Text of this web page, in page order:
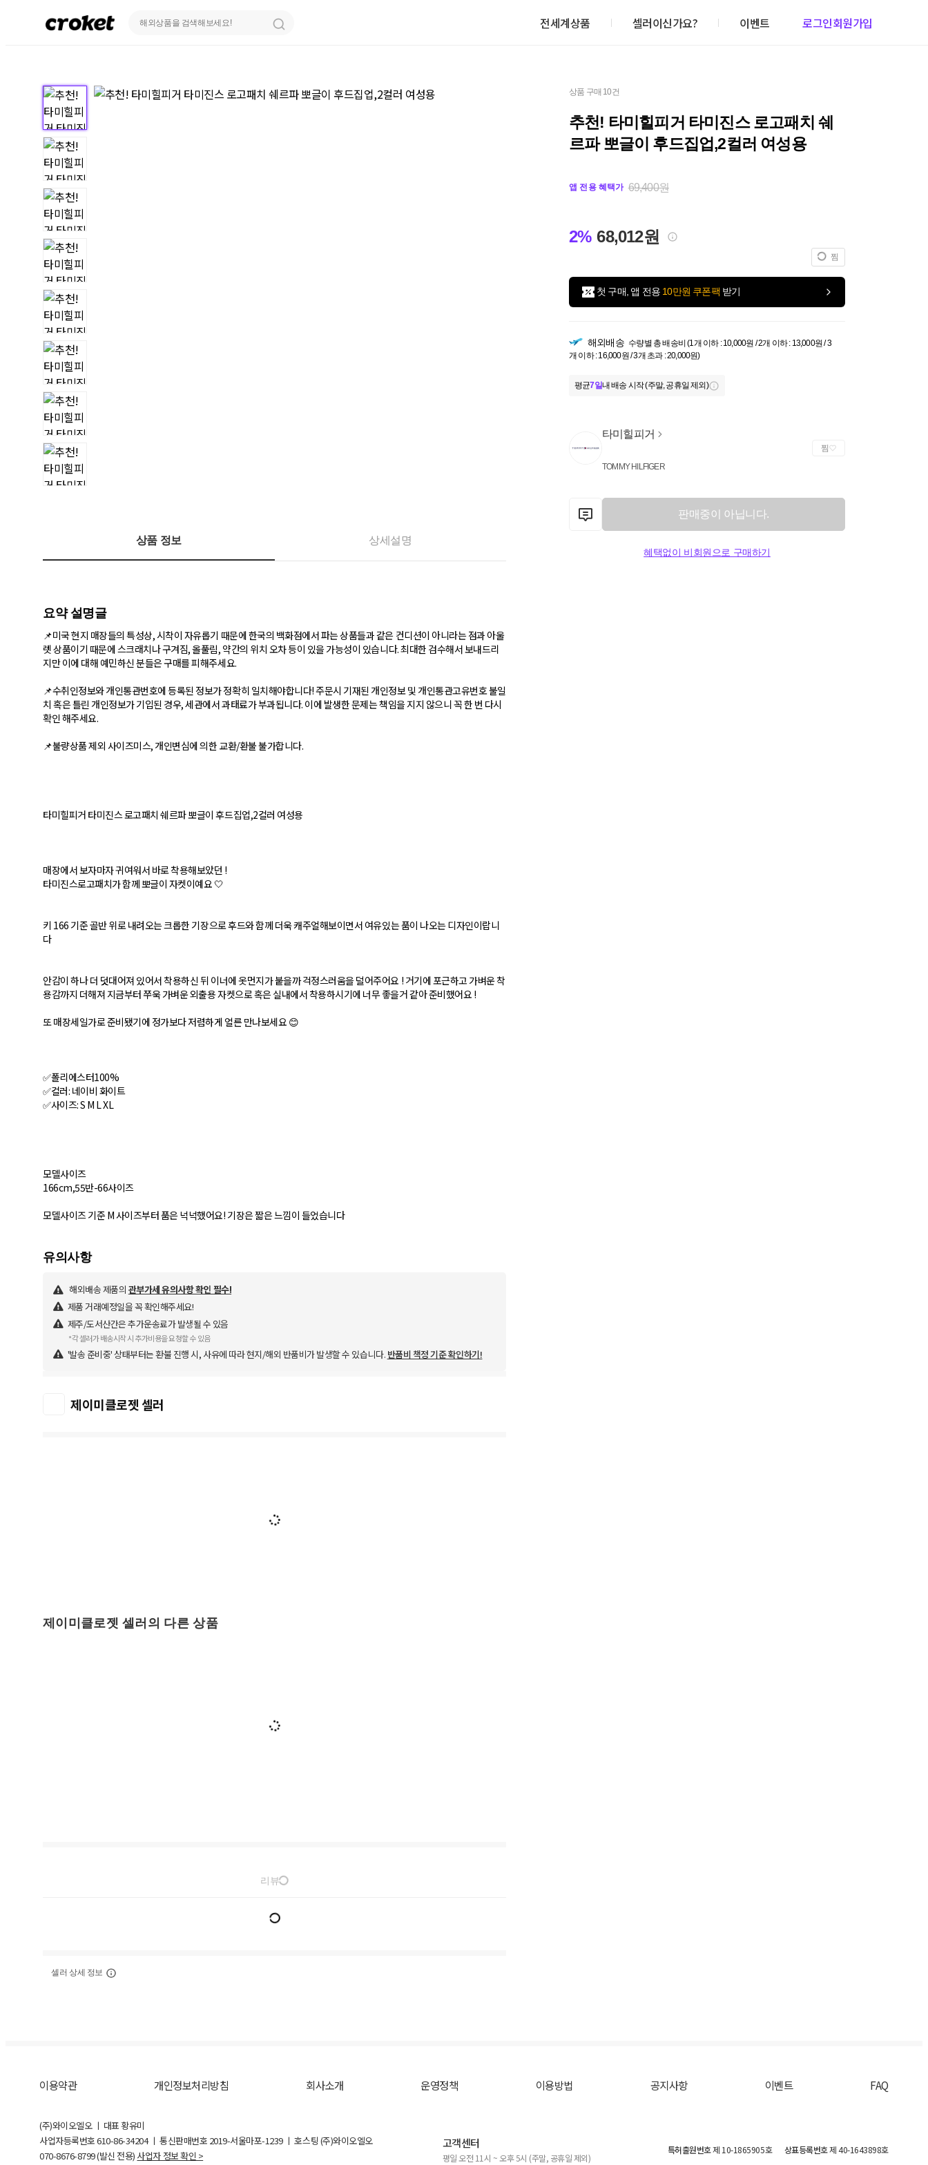
전세계상품 셀러이신가요? 이벤트 로그인회원가입
상품 구매 10건
추천! 타미힐피거 타미진스 로고패치 쉐
르파 뽀글이 후드집업,2컬러 여성용
앱 전용 혜택가 69,400원
2% 68,012원
찜
첫 구매, 앱 전용 10만원 쿠폰팩 받기
해외배송 수량별 총 배송비 (1개 이하 : 10,000원 / 2개 이하 : 13,000원 / 3
개 이하 : 16,000원 / 3개 초과 : 20,000원)
평균7일내 배송 시작 (주말, 공휴일 제외)
타미힐피거
TOMMY HILFIGER
찜
판매중이 아닙니다.
혜택없이 비회원으로 구매하기
상품 정보 상세설명
요약 설명글
📌미국 현지 매장들의 특성상, 시착이 자유롭기 때문에 한국의 백화점에서 파는 상품들과 같은 컨디션이 아니라는 점과 아울
렛 상품이기 때문에 스크래치나 구겨짐, 올풀림, 약간의 위치 오차 등이 있을 가능성이 있습니다. 최대한 검수해서 보내드리
지만 이에 대해 예민하신 분들은 구매를 피해주세요.
📌수취인정보와 개인통관번호에 등록된 정보가 정확히 일치해야합니다! 주문시 기재된 개인정보 및 개인통관고유번호 불일
치 혹은 틀린 개인정보가 기입된 경우, 세관에서 과태료가 부과됩니다. 이에 발생한 문제는 책임을 지지 않으니 꼭 한 번 다시
확인 해주세요.
📌불량상품 제외 사이즈미스, 개인변심에 의한 교환/환불 불가합니다.
타미힐피거 타미진스 로고패치 쉐르파 뽀글이 후드집업,2컬러 여성용
매장에서 보자마자 귀여워서 바로 착용해보았던 !
타미진스로고패치가 함께 뽀글이 자켓이예요 🤍
키 166 기준 골반 위로 내려오는 크롭한 기장으로 후드와 함께 더욱 캐주얼해보이면서 여유있는 품이 나오는 디자인이랍니
다
안감이 하나 더 덧대어져 있어서 착용하신 뒤 이너에 옷먼지가 붙을까 걱정스러움을 덜어주어요 ! 거기에 포근하고 가벼운 착
용감까지 더해져 지금부터 쭈욱 가벼운 외출용 자켓으로 혹은 실내에서 착용하시기에 너무 좋을거 같아 준비했어요 !
또 매장세일가로 준비됐기에 정가보다 저렴하게 얼른 만나보세요 😊
✅폴리에스터100%
✅컬러: 네이비 화이트
✅사이즈: S M L XL
모델사이즈
166cm,55반-66사이즈
모델사이즈 기준 M 사이즈부터 품은 넉넉했어요! 기장은 짧은 느낌이 들었습니다
유의사항
해외배송 제품의 관부가세 유의사항 확인 필수!
제품 거래예정일을 꼭 확인해주세요!
제주/도서산간은 추가운송료가 발생될 수 있음
*각 셀러가 배송시작 시 추가비용을 요청할 수 있음
'발송 준비중' 상태부터는 환불 진행 시, 사유에 따라 현지/해외 반품비가 발생할 수 있습니다. 반품비 책정 기준 확인하기!
제이미클로젯 셀러
제이미클로젯 셀러의 다른 상품
리뷰
셀러 상세 정보
이용약관 개인정보처리방침 회사소개 운영정책 이용방법 공지사항 이벤트 FAQ
(주)와이오엘오 ㅣ 대표 황유미
사업자등록번호610-86-34204ㅣ 통신판매번호 2019-서울마포-1239 ㅣ 호스팅 (주)와이오엘오
070-8676-8799 (발신 전용) 사업자 정보 확인 >
고객센터
평일 오전 11시 ~ 오후 5시 (주말, 공휴일 제외)
특허출원번호제 10-1865905호 상표등록번호제 40-1643898호